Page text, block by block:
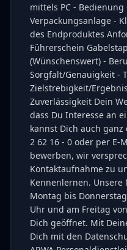
mittels PC -
Verpackungsanlage -
des Endproduktes
Führerschein
(Wünschenswert) -
Sorgfalt/Genauigkeit -
Zielstrebigkeit/
Zuverlässigkeit Dein
dass Du Interesse an
kannst Dich auch
2 62 16 - 0 oder per E-
bewerben, wir
Kontaktaufnahme zu
Kennenlernen.
Montag bis
Uhr und am Freitag
Dich geöffnet. Mit
Dich mit den